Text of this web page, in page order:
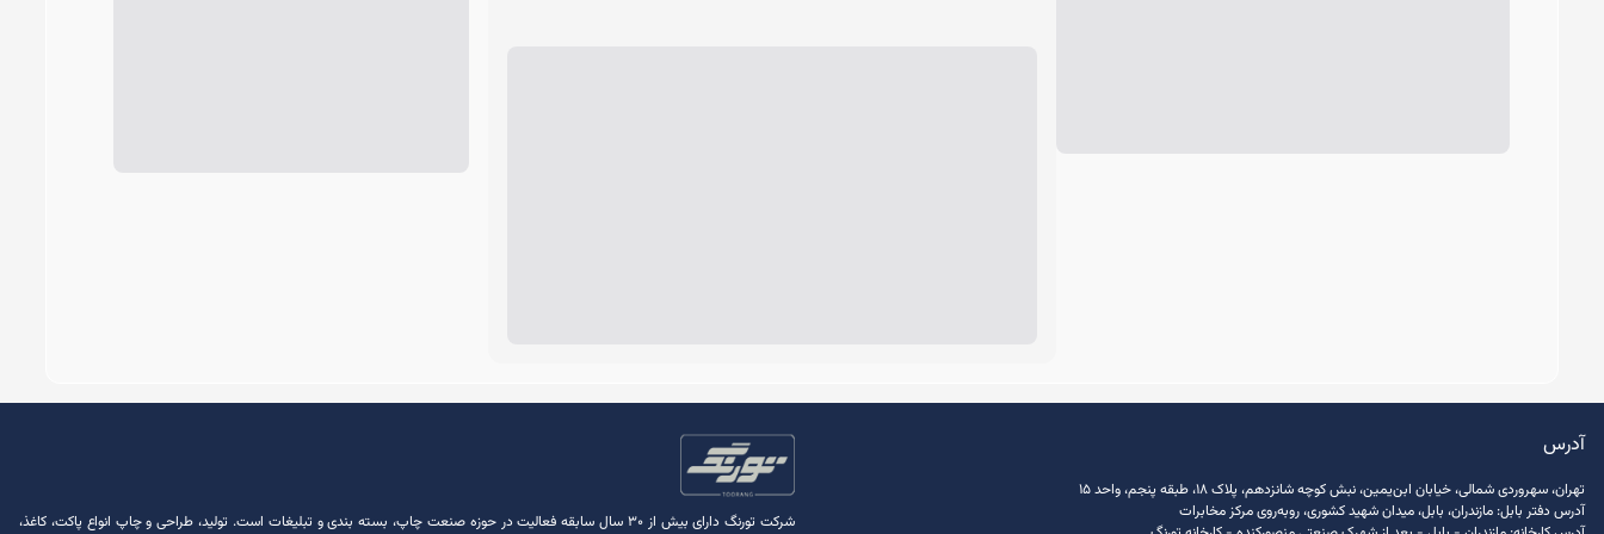
آدرس
تهران، سهروردی شمالی، خیابان ابن‌یمین، نبش کوچه شانزدهم، پلاک ۱۸، طبقه پنجم، واحد ۱۵
آدرس دفتر بابل: مازندران، بابل، میدان شهید کشوری، روبه‌روی مرکز مخابرات
شرکت تورنگ دارای بیش از 30 سال سابقه فعالیت در حوزه صنعت چاپ، بسته ‌بندی و تبلیغات است. تولید، طراحی و چاپ انواع پاکت، کاغذ،